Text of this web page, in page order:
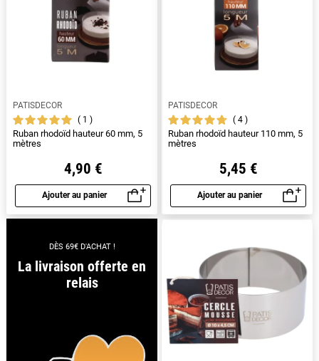
PATISDECOR
1
Ruban rhodoïd hauteur 60 mm, 5
mètres
4,90 €
Ajouter au panier
Aperçu rapide
PATISDECOR
4
Ruban rhodoïd hauteur 110 mm, 5
mètres
5,45 €
Ajouter au panier
Aperçu rapide
DÈS 69€ D'ACHAT !
La livraison offerte en
relais